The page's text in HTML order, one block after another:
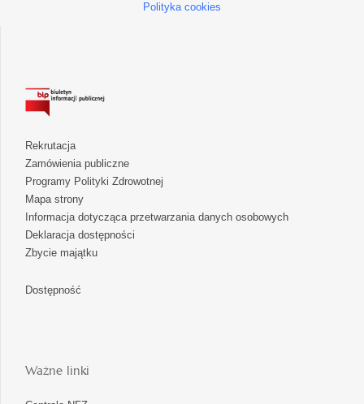
Polityka cookies
Rekrutacja
Zamówienia publiczne
Programy Polityki Zdrowotnej
Mapa strony
Informacja dotycząca przetwarzania danych osobowych
Deklaracja dostępności
Zbycie majątku
Dostępność
Ważne linki